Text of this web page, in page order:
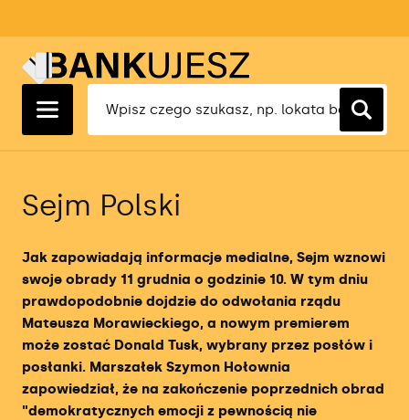
Sejm Polski
Jak zapowiadają informacje medialne, Sejm wznowi
swoje obrady 11 grudnia o godzinie 10. W tym dniu
prawdopodobnie dojdzie do odwołania rządu
Mateusza Morawieckiego, a nowym premierem
może zostać Donald Tusk, wybrany przez posłów i
posłanki. Marszałek Szymon Hołownia
zapowiedział, że na zakończenie poprzednich obrad
"demokratycznych emocji z pewnością nie
Ranking Lokat 1 Miesięcznych
Ranking Lokat 3 Miesięcznych
Ranking Lokat 12 Miesięcznych
Ranking Kredytów Hipotecznych
Ranking Kredytów Gotówkowych
Ranking Kart Kredytowych
Ranking Pożyczek Gotówkowych
Ranking Kont Osobistych
Ranking Kont Oszczędnościowych
Ranking Kont Maklerskich
Ranking Kont Dla Młodych
Ranking Kont Forex
Ranking Brokerów
Ranking brokerów ETF
Ranking Kont Firmowych
Ranking Oszczędnościowych Kont
Firmowych
Ranking Aplikacji Księgowych
Ranking Terminali Płatniczych
Ranking Firm Faktoringowych
Ranking Faktoringu Cichego
Ranking Ubezpieczeń OC
Ranking Ubezpieczeń AC
Ranking Ubezpieczeń Na Życie